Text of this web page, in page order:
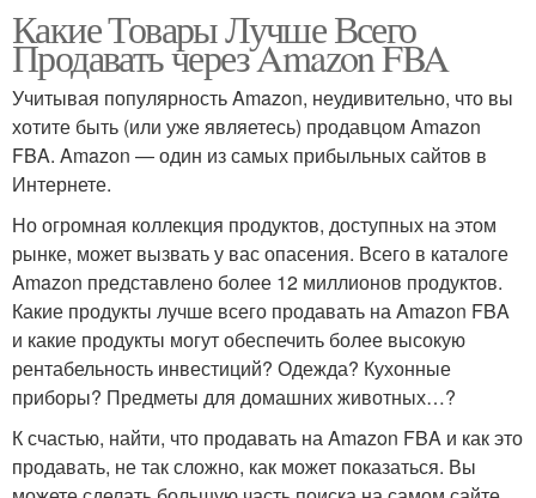
Какие Товары Лучше Всего
Продавать через Amazon FBA
Учитывая популярность Amazon, неудивительно, что вы
хотите быть (или уже являетесь) продавцом Amazon
FBA. Amazon — один из самых прибыльных сайтов в
Интернете.
Но огромная коллекция продуктов, доступных на этом
рынке, может вызвать у вас опасения. Всего в каталоге
Amazon представлено более 12 миллионов продуктов.
Какие продукты лучше всего продавать на Amazon FBA
и какие продукты могут обеспечить более высокую
рентабельность инвестиций? Одежда? Кухонные
приборы? Предметы для домашних животных…?
К счастью, найти, что продавать на Amazon FBA и как это
продавать, не так сложно, как может показаться. Вы